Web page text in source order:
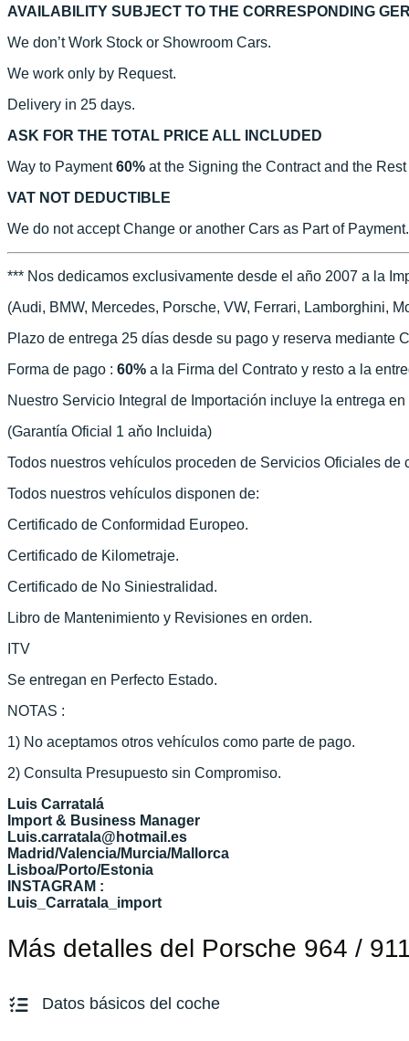
AVAILABILITY SUBJECT TO THE CORRESPONDING
We don’t Work Stock or Showroom Cars.
We work only by Request.
Delivery in 25 days.
ASK FOR THE TOTAL PRICE ALL INCLUDED
Way to Payment60% at the Signing the Contract and the
VAT NOT DEDUCTIBLE
We do not accept Change or another Cars as Part of Payment.
*** Nos dedicamos exclusivamente desde el año 2007 a la
(Audi, BMW, Mercedes, Porsche, VW, Ferrari, Lamborghini,
Plazo de entrega 25 días desde su pago y reserva mediante
Forma de pago : 60% a la Firma del Contrato y resto a la
Nuestro Servicio Integral de Importación incluye la entrega
(Garantía Oficial 1 aňo Incluida)
Todos nuestros vehículos proceden de Servicios Oficiales
Todos nuestros vehículos disponen de:
Certificado de Conformidad Europeo.
Certificado de Kilometraje.
Certificado de No Siniestralidad.
Libro de Mantenimiento y Revisiones en orden.
ITV
Se entregan en Perfecto Estado.
NOTAS :
1) No aceptamos otros vehículos como parte de pago.
2) Consulta Presupuesto sin Compromiso.
Luis Carratalá
Import & Business Manager
Luis.carratala@hotmail.es
Madrid/Valencia/Murcia/Mallorca
Lisboa/Porto/Estonia
INSTAGRAM :
Luis_Carratala_import
Más detalles del Porsche 964 /
Datos básicos del coche